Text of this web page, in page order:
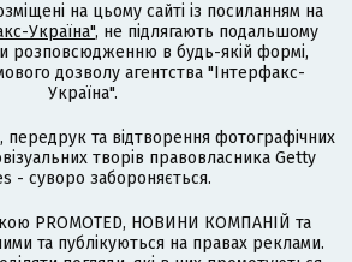
на цьому сайті із посиланням на
Україна", не підлягають подальшому
розповсюдженню в будь-якій формі,
дозволу агентства "Інтерфакс-
Україна".
передрук та відтворення фотографічних
творів правовласника Getty
- суворо забороняється.
PROMOTED, НОВИНИ КОМПАНІЙ та
та публікуються на правах реклами.